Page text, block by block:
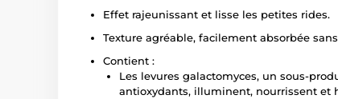
Effet rajeunissant et lisse les petites rides.
Texture agréable, facilement absorbée
Contient :
Les levures galactomyces, un sous-
antioxydants, illuminent, nourrissent et